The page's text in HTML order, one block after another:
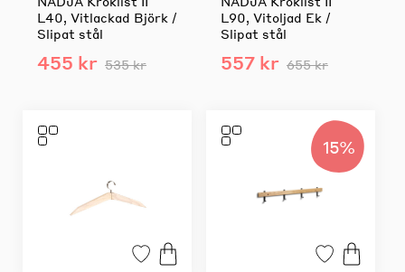
L40, Vitlackad Björk /
Slipat stål
455 kr 535 kr
L90, Vitoljad Ek /
Slipat stål
557 kr 655 kr
15%